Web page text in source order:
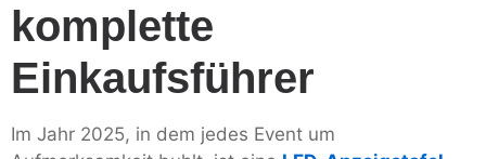
komplette
Einkaufsführer
Im Jahr 2025, in dem jedes Event um